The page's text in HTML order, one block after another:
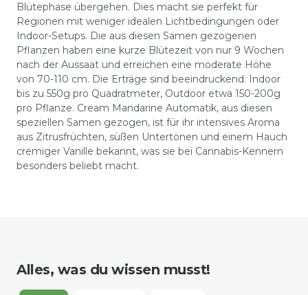
Blütephase übergehen. Dies macht sie perfekt für
Regionen mit weniger idealen Lichtbedingungen oder
Indoor-Setups. Die aus diesen Samen gezogenen
Pflanzen haben eine kurze Blütezeit von nur 9 Wochen
nach der Aussaat und erreichen eine moderate Höhe
von 70-110 cm. Die Erträge sind beeindruckend: Indoor
bis zu 550g pro Quadratmeter, Outdoor etwa 150-200g
pro Pflanze. Cream Mandarine Automatik, aus diesen
speziellen Samen gezogen, ist für ihr intensives Aroma
aus Zitrusfrüchten, süßen Untertönen und einem Hauch
cremiger Vanille bekannt, was sie bei Cannabis-Kennern
besonders beliebt macht.
Alles, was du wissen musst!